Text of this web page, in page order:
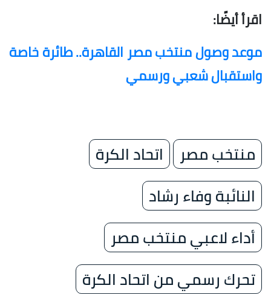
اقرأ أيضًا:
موعد وصول منتخب مصر القاهرة.. طائرة خاصة
واستقبال شعبي ورسمي
منتخب مصر
اتحاد الكرة
النائبة وفاء رشاد
أداء لاعبي منتخب مصر
تحرك رسمي من اتحاد الكرة